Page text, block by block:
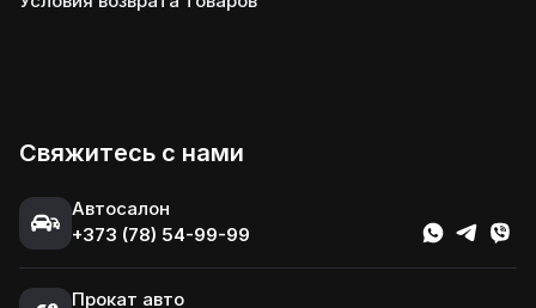
Свяжитесь с нами
Автосалон
+373 (78) 54-99-99
Прокат авто